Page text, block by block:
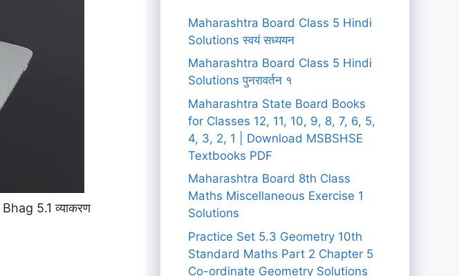
Bhag 5.1 व्याकरण
Maharashtra Board Class 5 Hindi
Solutions स्वयं सध्ययन
Maharashtra Board Class 5 Hindi
Solutions पुनरावर्तन १
Maharashtra State Board Books
for Classes 12, 11, 10, 9, 8, 7, 6, 5,
4, 3, 2, 1 | Download MSBSHSE
Textbooks PDF
Maharashtra Board 8th Class
Maths Miscellaneous Exercise 1
Solutions
Practice Set 5.3 Geometry 10th
Standard Maths Part 2 Chapter 5
Co-ordinate Geometry Solutions